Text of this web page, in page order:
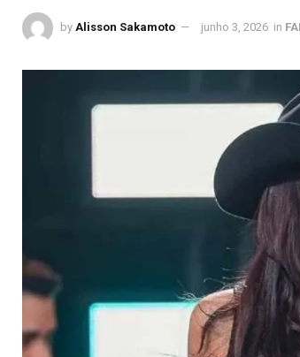
by Alisson Sakamoto junho 3, 2026 in